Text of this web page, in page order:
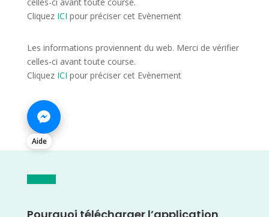
Cliquez ICI pour préciser cet Evènement
Les informations proviennent du web. Merci de vérifier
celles-ci avant toute course.
Cliquez ICI pour préciser cet Evènement
Aide